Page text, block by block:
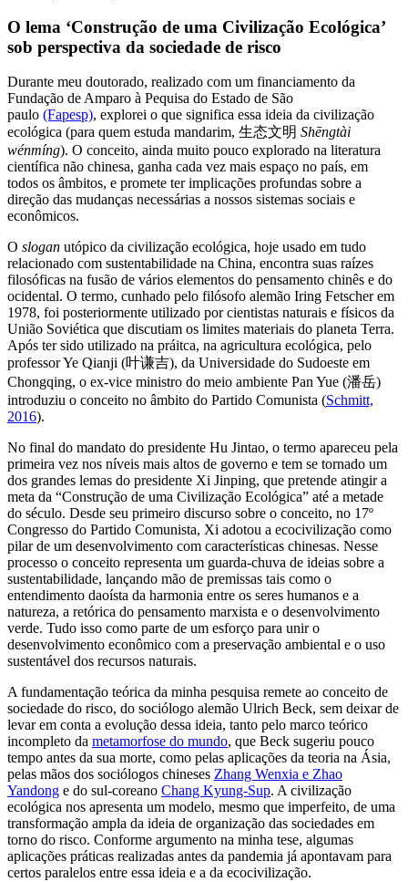
O lema ‘Construção de uma Civilização Ecológica’
sob perspectiva da sociedade de risco
Durante meu doutorado, realizado com um financiamento da
Fundação de Amparo à Pequisa do Estado de São
paulo (Fapesp), explorei o que significa essa ideia da civilização
ecológica (para quem estuda mandarim, 生态文明 Shēngtài
wénmíng). O conceito, ainda muito pouco explorado na literatura
científica não chinesa, ganha cada vez mais espaço no país, em
todos os âmbitos, e promete ter implicações profundas sobre a
direção das mudanças necessárias a nossos sistemas sociais e
econômicos.
O slogan utópico da civilização ecológica, hoje usado em tudo
relacionado com sustentabilidade na China, encontra suas raízes
filosóficas na fusão de vários elementos do pensamento chinês e do
ocidental. O termo, cunhado pelo filósofo alemão Iring Fetscher em
1978, foi posteriormente utilizado por cientistas naturais e físicos da
União Soviética que discutiam os limites materiais do planeta Terra.
Após ter sido utilizado na práitca, na agricultura ecológica, pelo
professor Ye Qianji (叶谦吉), da Universidade do Sudoeste em
Chongqing, o ex-vice ministro do meio ambiente Pan Yue (潘岳)
introduziu o conceito no âmbito do Partido Comunista (Schmitt,
2016).
No final do mandato do presidente Hu Jintao, o termo apareceu pela
primeira vez nos níveis mais altos de governo e tem se tornado um
dos grandes lemas do presidente Xi Jinping, que pretende atingir a
meta da “Construção de uma Civilização Ecológica” até a metade
do século. Desde seu primeiro discurso sobre o conceito, no 17º
Congresso do Partido Comunista, Xi adotou a ecocivilização como
pilar de um desenvolvimento com características chinesas. Nesse
processo o conceito representa um guarda-chuva de ideias sobre a
sustentabilidade, lançando mão de premissas tais como o
entendimento daoísta da harmonia entre os seres humanos e a
natureza, a retórica do pensamento marxista e o desenvolvimento
verde. Tudo isso como parte de um esforço para unir o
desenvolvimento econômico com a preservação ambiental e o uso
sustentável dos recursos naturais.
A fundamentação teórica da minha pesquisa remete ao conceito de
sociedade do risco, do sociólogo alemão Ulrich Beck, sem deixar de
levar em conta a evolução dessa ideia, tanto pelo marco teórico
incompleto da metamorfose do mundo, que Beck sugeriu pouco
tempo antes da sua morte, como pelas aplicações da teoria na Ásia,
pelas mãos dos sociólogos chineses Zhang Wenxia e Zhao
Yandong e do sul-coreano Chang Kyung-Sup. A civilização
ecológica nos apresenta um modelo, mesmo que imperfeito, de uma
transformação ampla da ideia de organização das sociedades em
torno do risco. Conforme argumento na minha tese, algumas
aplicações práticas realizadas antes da pandemia já apontavam para
certos paralelos entre essa ideia e a da ecocivilização.